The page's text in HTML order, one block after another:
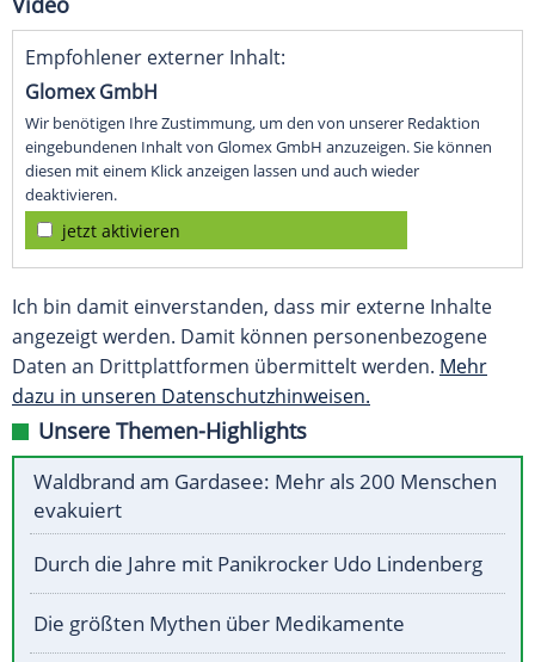
Empfohlener externer Inhalt:
Glomex GmbH
Wir benötigen Ihre Zustimmung, um den von unserer Redaktion
eingebundenen Inhalt von Glomex GmbH anzuzeigen. Sie können
diesen mit einem Klick anzeigen lassen und auch wieder
deaktivieren.
jetzt aktivieren
Ich bin damit einverstanden, dass mir externe Inhalte
angezeigt werden. Damit können personenbezogene
Daten an Drittplattformen übermittelt werden. Mehr
dazu in unseren Datenschutzhinweisen.
Unsere Themen-Highlights
Waldbrand am Gardasee: Mehr als 200 Menschen
evakuiert
Durch die Jahre mit Panikrocker Udo Lindenberg
Die größten Mythen über Medikamente